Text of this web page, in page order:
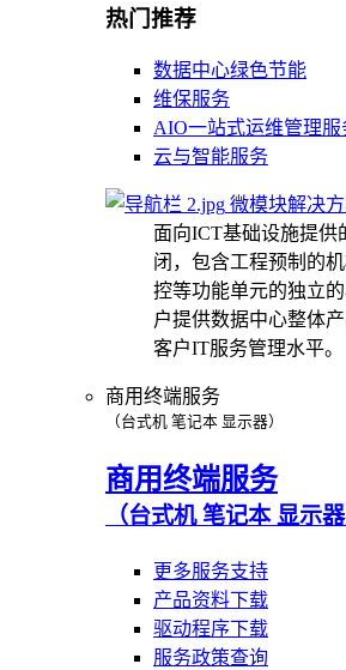
热门推荐
数据中心绿色节能
维保服务
AIO一站式运维管理服
云与智能服务
微模块解决
面向ICT基础设施提供
闭，包含工程预制的
控等功能单元的独立
户提供数据中心整体
客户IT服务管理水平。
商用终端服务
（台式机 笔记本 显示器）
商用终端服务
（台式机 笔记本 显示器
更多服务支持
产品资料下载
驱动程序下载
服务政策查询